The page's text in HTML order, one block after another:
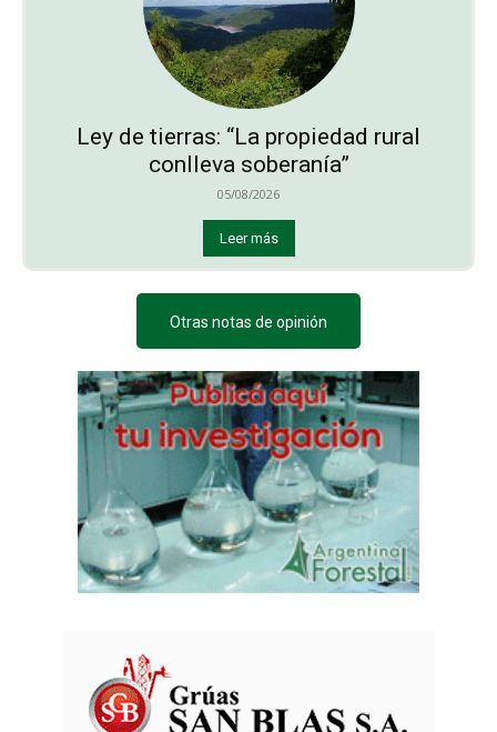
Ley de tierras: “La propiedad rural
conlleva soberanía”
05/08/2026
Leer más
Otras notas de opinión